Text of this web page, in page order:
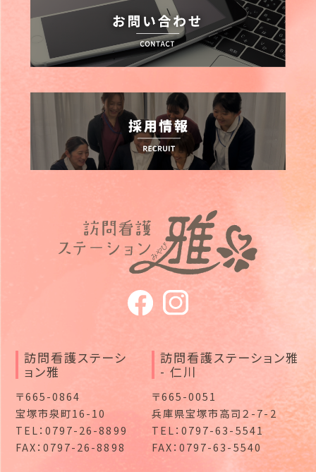
訪問看護ステーシ
ョン雅
〒665-0864
宝塚市泉町16-10
TEL：0797-26-8899
FAX：0797-26-8898
訪問看護ステーション雅
- 仁川
〒665-0051
兵庫県宝塚市高司２-7-2
TEL：0797-63-5541
FAX：0797-63-5540